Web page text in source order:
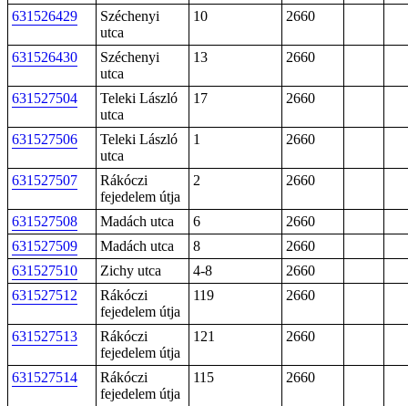
631526429
Széchenyi
utca
10 2660
631526430
Széchenyi
utca
13 2660
631527504
Teleki László
utca
17 2660
631527506
Teleki László
utca
1 2660
631527507
Rákóczi
fejedelem útja
2 2660
631527508 Madách utca 6
2660
631527509
Madách utca 8
2660
631527510
Zichy utca 4-8
2660
631527512
Rákóczi
fejedelem útja
119 2660
631527513
Rákóczi
fejedelem útja
121 2660
631527514
Rákóczi
fejedelem útja
115 2660